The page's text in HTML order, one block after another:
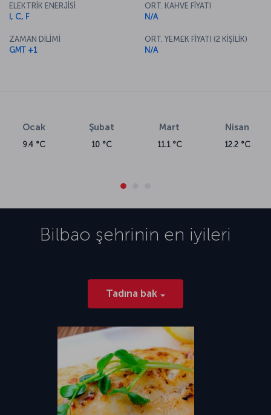
ELEKTRİK ENERJİSİ
I, C, F
ZAMAN DİLİMİ
GMT +1
ORT. KAHVE FİYATI
N/A
ORT. YEMEK FİYATI (2 KİŞİLİK)
N/A
Ocak
9.4 °C
Şubat
10 °C
Mart
11.1 °C
Nisan
12.2 °C
Bilbao şehrinin en iyileri
Tadına bak